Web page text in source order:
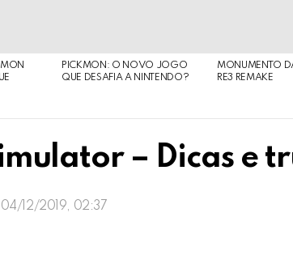
PICKMON: O NOVO JOGO
QUE DESAFIA A NINTENDO?
MONUMENTO
RE3 REMAKE
– Dicas e
04/12/2019, 02:37